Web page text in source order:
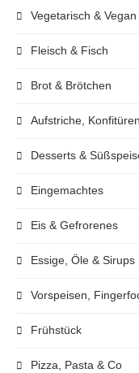
Vegetarisch & Vegan
Fleisch & Fisch
Brot & Brötchen
Aufstriche,
Desserts &
Eingemachtes
Eis & Gefrorenes
Essige, Öle & Sirups
Vorspeisen,
Frühstück
Pizza, Pasta & Co